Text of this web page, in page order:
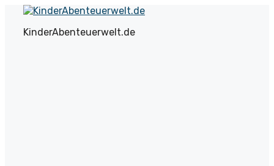
Zum
springen
KinderAbenteuerwelt.de